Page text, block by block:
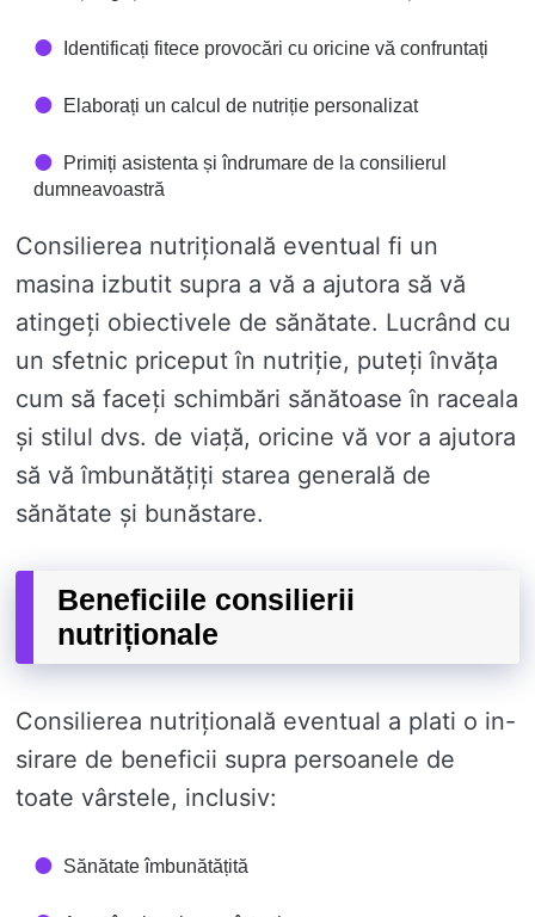
Identificați fitece provocări cu oricine vă confruntați
Elaborați un calcul de nutriție personalizat
Primiți asistenta și îndrumare de la consilierul
dumneavoastră
Consilierea nutrițională eventual fi un
masina izbutit supra a vă a ajutora să vă
atingeți obiectivele de sănătate. Lucrând cu
un sfetnic priceput în nutriție, puteți învăța
cum să faceți schimbări sănătoase în raceala
și stilul dvs. de viață, oricine vă vor a ajutora
să vă îmbunătățiți starea generală de
sănătate și bunăstare.
Beneficiile consilierii
nutriționale
Consilierea nutrițională eventual a plati o in-
sirare de beneficii supra persoanele de
toate vârstele, inclusiv:
Sănătate îmbunătățită